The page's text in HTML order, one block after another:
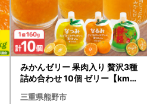
みかんゼリー 果肉入り 贅沢3種
詰め合わせ 10個 ゼリー【kmk
三重県熊野市